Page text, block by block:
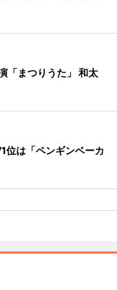
「まつりうた」 和太
位は「ペンギンベーカ